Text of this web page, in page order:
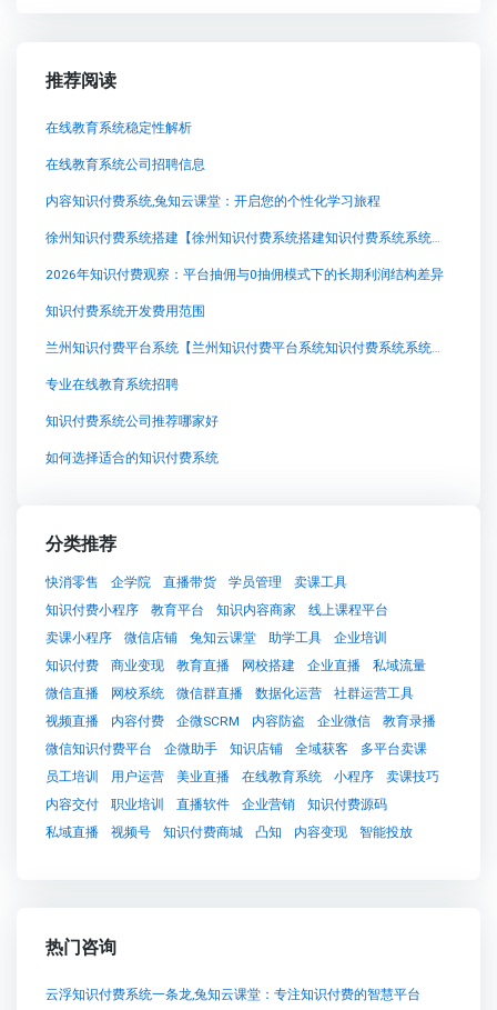
推荐阅读
在线教育系统稳定性解析
在线教育系统公司招聘信息
内容知识付费系统,兔知云课堂：开启您的个性化学习旅程
徐州知识付费系统搭建【徐州知识付费系统搭建知识付费系统系统怎么制作，知识付费系统搭建使用教程】
2026年知识付费观察：平台抽佣与0抽佣模式下的长期利润结构差异
知识付费系统开发费用范围
兰州知识付费平台系统【兰州知识付费平台系统知识付费系统系统怎么制作，知识付费系统搭建使用教程】
专业在线教育系统招聘
知识付费系统公司推荐哪家好
如何选择适合的知识付费系统
分类推荐
快消零售 企学院 直播带货 学员管理
卖课工具
知识付费小程序
教育平台 知识内容商家
线上课程平台
卖课小程序
微信店铺 兔知云课堂 助学工具
企业培训
知识付费
商业变现 教育直播 网校搭建 企业直播
私域流量
微信直播
网校系统 微信群直播 数据化运营
社群运营工具
视频直播
内容付费 企微SCRM 内容防盗 企业微信
教育录播
微信知识付费平台
企微助手 知识店铺 全域获客
多平台卖课
员工培训
用户运营 美业直播 在线教育系统 小程序
卖课技巧
内容交付
职业培训 直播软件 企业营销
知识付费源码
私域直播
视频号 知识付费商城 凸知 内容变现 智能投放
热门咨询
云浮知识付费系统一条龙,兔知云课堂：专注知识付费的智慧平台